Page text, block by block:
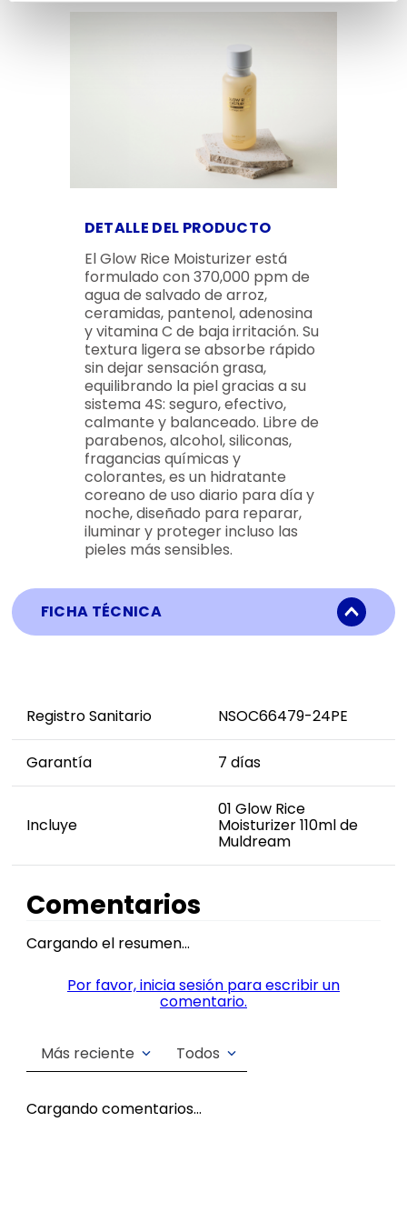
DETALLE DEL PRODUCTO
El Glow Rice Moisturizer está
formulado con 370,000 ppm de
agua de salvado de arroz,
ceramidas, pantenol, adenosina
y vitamina C de baja irritación. Su
textura ligera se absorbe rápido
sin dejar sensación grasa,
equilibrando la piel gracias a su
sistema 4S: seguro, efectivo,
calmante y balanceado. Libre de
parabenos, alcohol, siliconas,
fragancias químicas y
colorantes, es un hidratante
coreano de uso diario para día y
noche, diseñado para reparar,
iluminar y proteger incluso las
pieles más sensibles.
FICHA TÉCNICA
Registro Sanitario NSOC66479-24PE
Garantía 7 días
Incluye
01 Glow Rice
Moisturizer 110ml de
Muldream
Comentarios
Cargando el resumen…
Por favor, inicia sesión para escribir un
comentario.
Más reciente Todos
Cargando comentarios…